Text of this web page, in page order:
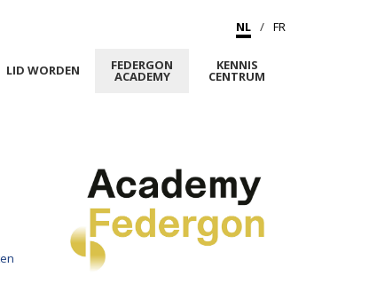
LID WORDEN FEDERGON
ACADEMY
KENNIS
CENTRUM
NL FR